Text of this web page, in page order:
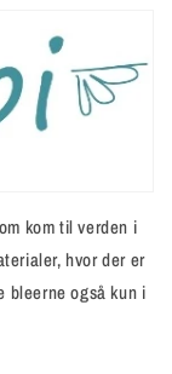
kom til verden i
hvor der er
bleerne også kun i